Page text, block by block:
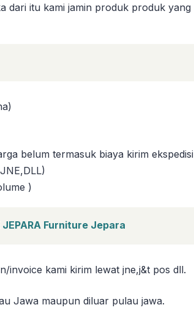
dari itu kami jamin produk produk yang
belum termasuk biaya kirim ekspedisi
)
JEPARA Furniture Jepara
invoice kami kirim lewat jne,j&t pos dll.
Jawa maupun diluar pulau jawa.